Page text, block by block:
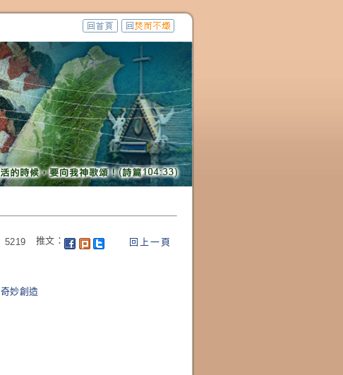
5219 推文： 回上一頁
奇妙創造